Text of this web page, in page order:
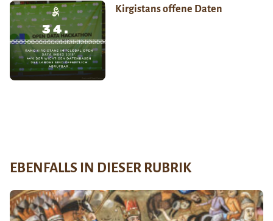
Kirgistans offene Daten
EBENFALLS IN DIESER RUBRIK